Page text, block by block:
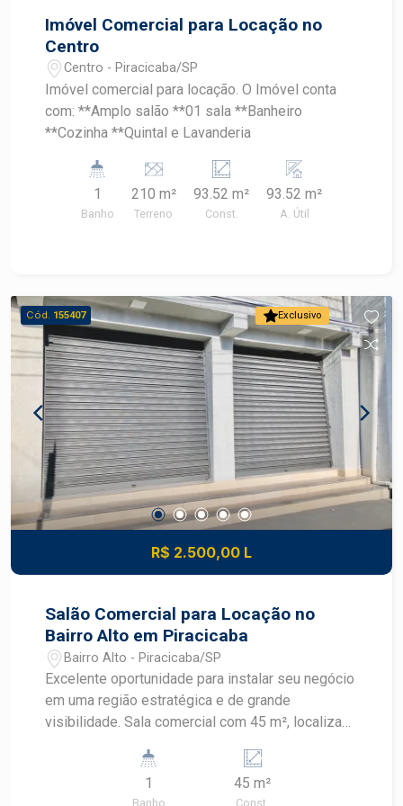
Imóvel Comercial para Locação no
Centro
Centro - Piracicaba/SP
Imóvel comercial para locação. O Imóvel conta
com: **Amplo salão **01 sala **Banheiro
**Cozinha **Quintal e Lavanderia
1
Banho
210 m²
Terreno
93.52 m²
Const.
93.52 m²
A. Útil
Exclusivo
Cód. 155407
R$ 2.500,00 L
Salão Comercial para Locação no
Bairro Alto em Piracicaba
Bairro Alto - Piracicaba/SP
Excelente oportunidade para instalar seu negócio
em uma região estratégica e de grande
visibilidade. Sala comercial com 45 m², localizada
proporcionando ótima exposição para sua
empresa e fácil acesso para clientes. O imóvel
1
Banho
45 m²
Const.